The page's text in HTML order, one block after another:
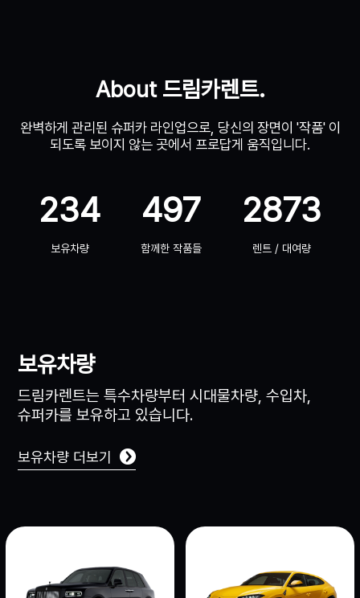
About 드림카렌트.
완벽하게 관리된 슈퍼카 라인업으로, 당신의 장면이 '작품' 이
되도록 보이지 않는 곳에서 프로답게 움직입니다.
234
보유차량
497
함께한 작품들
2873
렌트 / 대여량
보유차량
드림카렌트는 특수차량부터 시대물차량, 수입차,
슈퍼카를 보유하고 있습니다.
보유차량 더보기